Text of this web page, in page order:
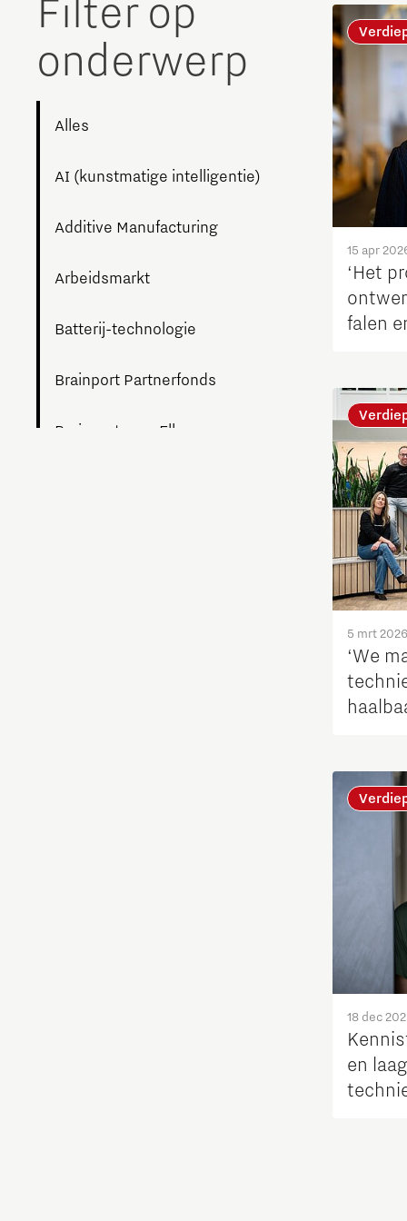
Integrated Photonics
The Gate voor tech startups
Hoe bescherm ik mijn idee?
Brainport Networking Financials
Filter op
onderwerp
Alles
AI (kunstmatige intelligentie)
Additive Manufacturing
Arbeidsmarkt
Batterij-technologie
Brainport Partnerfonds
Brainport voor Elkaar
15 apr
‘Het
falen
5 mrt 2026
‘We
18 dec
en